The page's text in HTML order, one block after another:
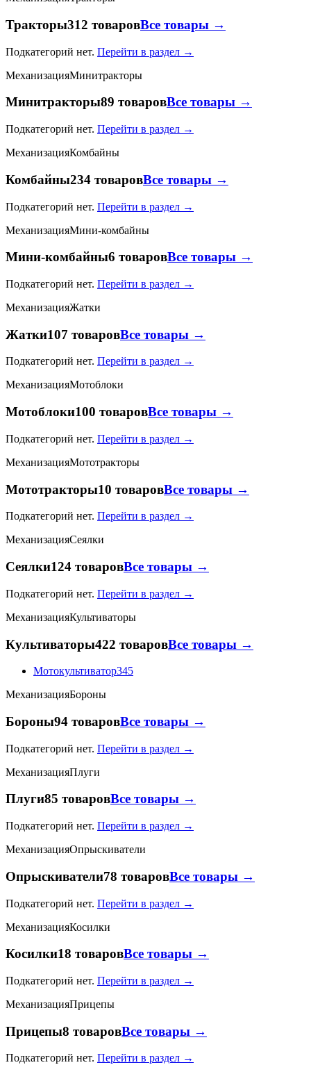
Тракторы312 товаровВсе товары →
Подкатегорий нет. Перейти в раздел →
МеханизацияМинитракторы
Минитракторы89 товаровВсе товары →
Подкатегорий нет. Перейти в раздел →
МеханизацияКомбайны
Комбайны234 товаровВсе товары →
Подкатегорий нет. Перейти в раздел →
МеханизацияМини-комбайны
Мини-комбайны6 товаровВсе товары →
Подкатегорий нет. Перейти в раздел →
МеханизацияЖатки
Жатки107 товаровВсе товары →
Подкатегорий нет. Перейти в раздел →
МеханизацияМотоблоки
Мотоблоки100 товаровВсе товары →
Подкатегорий нет. Перейти в раздел →
МеханизацияМототракторы
Мототракторы10 товаровВсе товары →
Подкатегорий нет. Перейти в раздел →
МеханизацияСеялки
Сеялки124 товаровВсе товары →
Подкатегорий нет. Перейти в раздел →
МеханизацияКультиваторы
Культиваторы422 товаровВсе товары →
Мотокультиватор345
МеханизацияБороны
Бороны94 товаровВсе товары →
Подкатегорий нет. Перейти в раздел →
МеханизацияПлуги
Плуги85 товаровВсе товары →
Подкатегорий нет. Перейти в раздел →
МеханизацияОпрыскиватели
Опрыскиватели78 товаровВсе товары →
Подкатегорий нет. Перейти в раздел →
МеханизацияКосилки
Косилки18 товаровВсе товары →
Подкатегорий нет. Перейти в раздел →
МеханизацияПрицепы
Прицепы8 товаровВсе товары →
Подкатегорий нет. Перейти в раздел →